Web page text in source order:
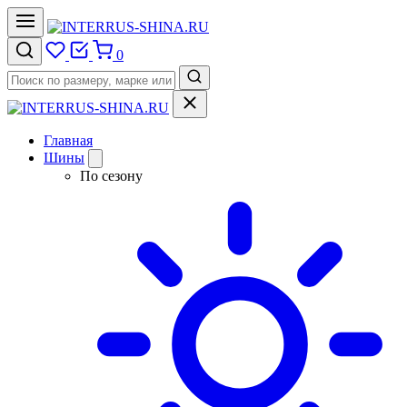
0
Главная
Шины
По сезону